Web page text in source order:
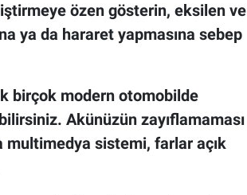
özen gösterin, eksilen ve
ya da hararet yapmasına sebep
birçok modern otomobilde
Akünüzün zayıflamaması
sistemi, farlar açık